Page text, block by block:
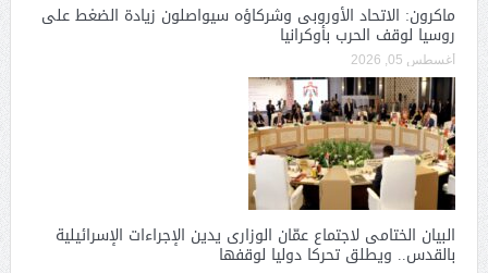
ماكرون: الاتحاد الأوروبى وشركاؤه سيواصلون زيادة الضغط على
روسيا لوقف الحرب بأوكرانيا
أغسطس 05, 2026
البيان الختامى لاجتماع عمّان الوزارى يدين الإجراءات الإسرائيلية
بالقدس.. ويطلق تحركا دوليا لوقفها